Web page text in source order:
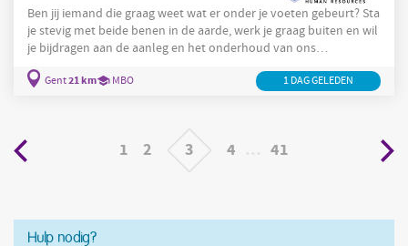
Ben jij iemand die graag weet wat er onder je voeten gebeurt? Sta
je stevig met beide benen in de aarde, werk je graag buiten en wil
je bijdragen aan de aanleg en het onderhoud van ons
zoeken! Uitvoeren van algemene grondwerken Ondersteunen bij
Gent21 km MBO 1 DAG GELEDEN
1 2 3 4 41
Hulp nodig?